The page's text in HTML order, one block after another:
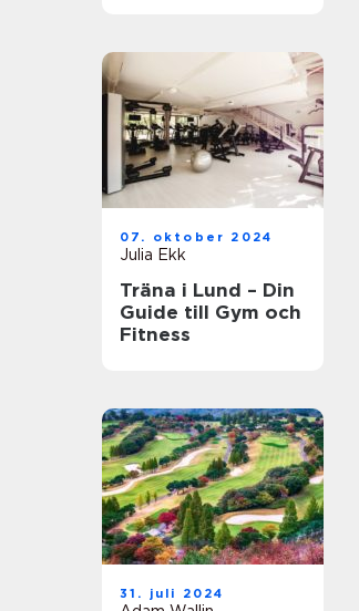
07. oktober 2024
Julia Ekk
Träna i Lund – Din
Guide till Gym och
Fitness
31. juli 2024